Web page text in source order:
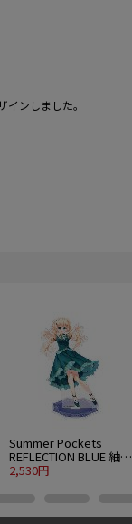
ンしました。
Summer Pockets
REFLECTION BLUE 紬ヴ
ェンダース アクリルス
2,530円